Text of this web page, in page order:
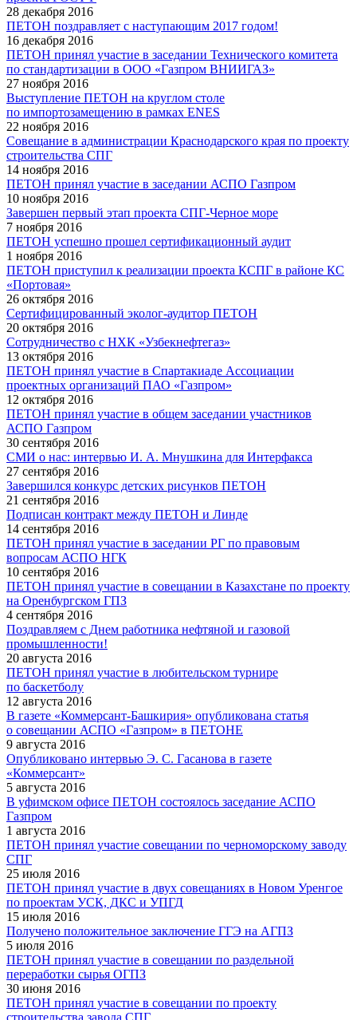
28 декабря 2016
ПЕТОН поздравляет с наступающим 2017 годом!
16 декабря 2016
ПЕТОН принял участие в заседании Технического комитета
по стандартизации в ООО «Газпром ВНИИГАЗ»
27 ноября 2016
Выступление ПЕТОН на круглом столе
по импортозамещению в рамках ENES
22 ноября 2016
Совещание в администрации Краснодарского края по проекту
строительства СПГ
14 ноября 2016
ПЕТОН принял участие в заседании АСПО Газпром
10 ноября 2016
Завершен первый этап проекта СПГ-Черное море
7 ноября 2016
ПЕТОН успешно прошел сертификационный аудит
1 ноября 2016
ПЕТОН приступил к реализации проекта КСПГ в районе КС
«Портовая»
26 октября 2016
Сертифицированный эколог-аудитор ПЕТОН
20 октября 2016
Сотрудничество с НХК «Узбекнефтегаз»
13 октября 2016
ПЕТОН принял участие в Спартакиаде Ассоциации
проектных организаций ПАО «Газпром»
12 октября 2016
ПЕТОН принял участие в общем заседании участников
АСПО Газпром
30 сентября 2016
СМИ о нас: интервью И. А. Мнушкина для Интерфакса
27 сентября 2016
Завершился конкурс детских рисунков ПЕТОН
21 сентября 2016
Подписан контракт между ПЕТОН и Линде
14 сентября 2016
ПЕТОН принял участие в заседании РГ по правовым
вопросам АСПО НГК
10 сентября 2016
ПЕТОН принял участие в совещании в Казахстане по проекту
на Оренбургском ГПЗ
4 сентября 2016
Поздравляем с Днем работника нефтяной и газовой
промышленности!
20 августа 2016
ПЕТОН принял участие в любительском турнире
по баскетболу
12 августа 2016
В газете «Коммерсант-Башкирия» опубликована статья
о совещании АСПО «Газпром» в ПЕТОНЕ
9 августа 2016
Опубликовано интервью Э. С. Гасанова в газете
«Коммерсант»
5 августа 2016
В уфимском офисе ПЕТОН состоялось заседание АСПО
Газпром
1 августа 2016
ПЕТОН принял участие совещании по черноморскому заводу
СПГ
25 июля 2016
ПЕТОН принял участие в двух совещаниях в Новом Уренгое
по проектам УСК, ДКС и УПГД
15 июля 2016
Получено положительное заключение ГГЭ на АГПЗ
5 июля 2016
ПЕТОН принял участие в совещании по раздельной
переработки сырья ОГПЗ
30 июня 2016
ПЕТОН принял участие в совещании по проекту
строительства завода СПГ